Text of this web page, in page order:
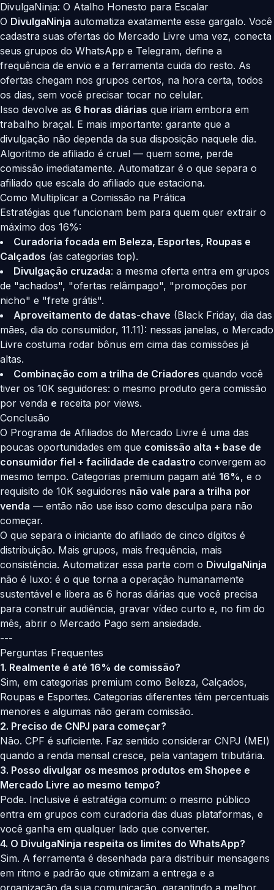
DivulgaNinja: O Atalho Honesto para Escalar
O DivulgaNinja automatiza exatamente esse gargalo. Você
cadastra suas ofertas do Mercado Livre uma vez, conecta
seus grupos do WhatsApp e Telegram, define a
frequência de envio e a ferramenta cuida do resto. As
ofertas chegam nos grupos certos, na hora certa, todos
os dias, sem você precisar tocar no celular.
Isso devolve as 6 horas diárias que iriam embora em
trabalho braçal. E mais importante: garante que a
divulgação não dependa da sua disposição naquele dia.
Algoritmo de afiliado é cruel — quem some, perde
comissão imediatamente. Automatizar é o que separa o
afiliado que escala do afiliado que estaciona.
Como Multiplicar a Comissão na Prática
Estratégias que funcionam bem para quem quer extrair o
máximo dos 16%:
Curadoria focada em Beleza, Esportes, Roupas e
Calçados (as categorias top).
Divulgação cruzada: a mesma oferta entra em grupos
de "achados", "ofertas relâmpago", "promoções por
nicho" e "frete grátis".
Aproveitamento de datas-chave (Black Friday, dia das
mães, dia do consumidor, 11.11): nessas janelas, o Mercado
Livre costuma rodar bônus em cima das comissões já
altas.
Combinação com a trilha de Criadores quando você
tiver os 10K seguidores: o mesmo produto gera comissão
por venda e receita por views.
Conclusão
O Programa de Afiliados do Mercado Livre é uma das
poucas oportunidades em que comissão alta + base de
consumidor fiel + facilidade de cadastro convergem ao
mesmo tempo. Categorias premium pagam até 16%, e o
requisito de 10K seguidores não vale para a trilha por
venda — então não use isso como desculpa para não
começar.
O que separa o iniciante do afiliado de cinco dígitos é
distribuição. Mais grupos, mais frequência, mais
consistência. Automatizar essa parte com o DivulgaNinja
não é luxo: é o que torna a operação humanamente
sustentável e libera as 6 horas diárias que você precisa
para construir audiência, gravar vídeo curto e, no fim do
mês, abrir o Mercado Pago sem ansiedade.
---
Perguntas Frequentes
1. Realmente é até 16% de comissão?
Sim, em categorias premium como Beleza, Calçados,
Roupas e Esportes. Categorias diferentes têm percentuais
menores e algumas não geram comissão.
2. Preciso de CNPJ para começar?
Não. CPF é suficiente. Faz sentido considerar CNPJ (MEI)
quando a renda mensal cresce, pela vantagem tributária.
3. Posso divulgar os mesmos produtos em Shopee e
Mercado Livre ao mesmo tempo?
Pode. Inclusive é estratégia comum: o mesmo público
entra em grupos com curadoria das duas plataformas, e
você ganha em qualquer lado que converter.
4. O DivulgaNinja respeita os limites do WhatsApp?
Sim. A ferramenta é desenhada para distribuir mensagens
em ritmo e padrão que otimizam a entrega e a
organização da sua comunicação, garantindo a melhor